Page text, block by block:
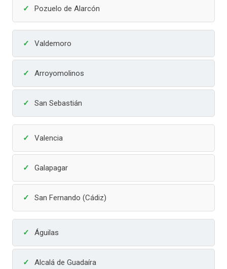
Pozuelo de Alarcón
Valdemoro
Arroyomolinos
San Sebastián
Valencia
Galapagar
San Fernando (Cádiz)
Águilas
Alcalá de Guadaíra